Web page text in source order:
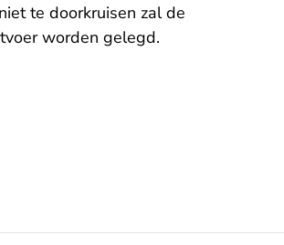
te doorkruisen zal de
worden gelegd.